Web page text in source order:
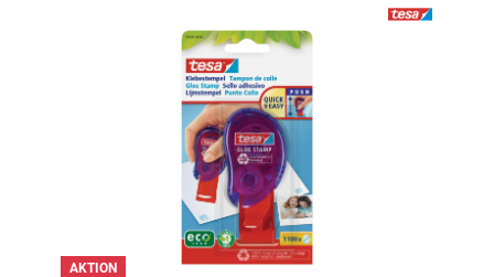
AKTION